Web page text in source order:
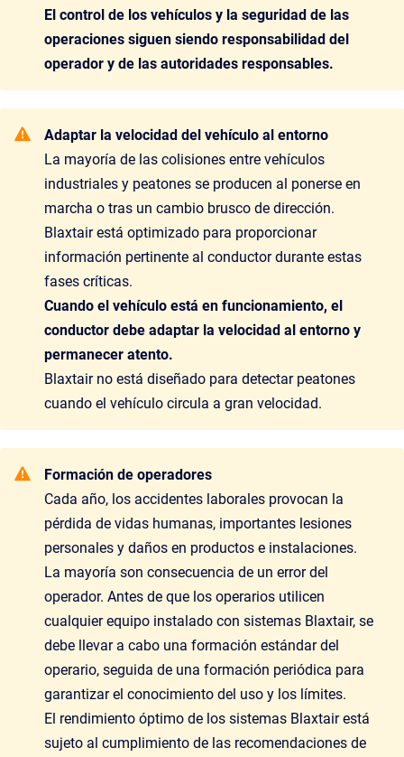
El control de los vehículos y la seguridad de las
operaciones siguen siendo responsabilidad del
operador y de las autoridades responsables.
Adaptar la velocidad del vehículo al entorno
La mayoría de las colisiones entre vehículos
industriales y peatones se producen al ponerse en
marcha o tras un cambio brusco de dirección.
Blaxtair está optimizado para proporcionar
información pertinente al conductor durante estas
fases críticas.
Cuando el vehículo está en funcionamiento, el
conductor debe adaptar la velocidad al entorno y
permanecer atento.
Blaxtair no está diseñado para detectar peatones
cuando el vehículo circula a gran velocidad.
Formación de operadores
Cada año, los accidentes laborales provocan la
pérdida de vidas humanas, importantes lesiones
personales y daños en productos e instalaciones.
La mayoría son consecuencia de un error del
operador. Antes de que los operarios utilicen
cualquier equipo instalado con sistemas Blaxtair, se
debe llevar a cabo una formación estándar del
operario, seguida de una formación periódica para
garantizar el conocimiento del uso y los límites.
El rendimiento óptimo de los sistemas Blaxtair está
sujeto al cumplimiento de las recomendaciones de